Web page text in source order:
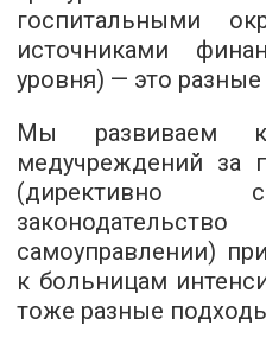
госпитальными
источниками
уровня) — это
Мы развиваем
медучреждений за
(директивно
самоуправлении)
к больницам
тоже разные